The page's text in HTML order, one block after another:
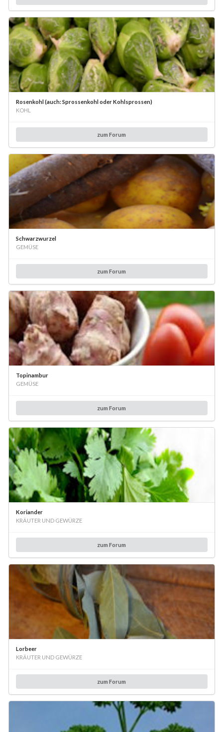
Rosenkohl (auch: Sprossenkohl oder Kohlsprossen)
KOHL
zum Forum
Schwarzwurzel
GEMÜSE
zum Forum
Topinambur
GEMÜSE
zum Forum
Koriander
KRÄUTER UND GEWÜRZE
zum Forum
Lorbeer
KRÄUTER UND GEWÜRZE
zum Forum